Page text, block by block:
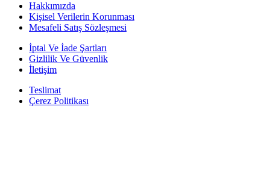
Hakkımızda
Kişisel Verilerin Korunması
Mesafeli Satış Sözleşmesi
İptal Ve İade Şartları
Gizlilik Ve Güvenlik
İletişim
Teslimat
Çerez Politikası